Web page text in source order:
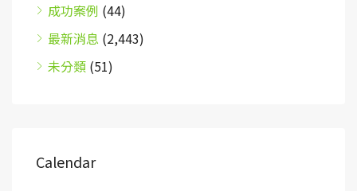
成功案例 (44)
最新消息 (2,443)
未分類 (51)
Calendar